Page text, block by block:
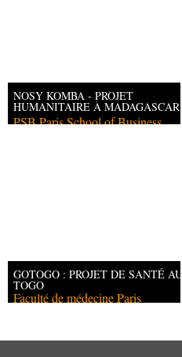
NOSY KOMBA - PROJET
HUMANITAIRE À MADAGASCAR
PSB Paris School of Business
GOTOGO : PROJET DE SANTÉ AU
TOGO
Faculté de médecine Paris